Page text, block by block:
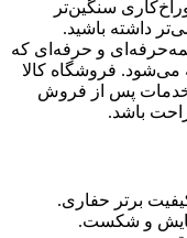
سنگین‌تر
داشته باشید.
و حرفه‌ای که
می‌شود. فروشگاه کالا
خدمات پس از فروش
باشد.